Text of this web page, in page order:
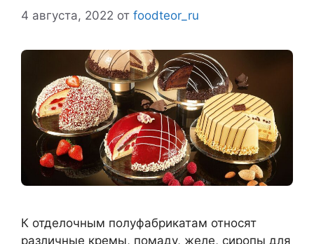
4 августа, 2022 от foodteor_ru
К отделочным полуфабрикатам относят
различные кремы, помаду, желе, сиропы для